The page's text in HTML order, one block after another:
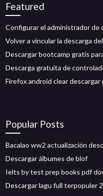
Featured
Configurar el administrador
Volver a vincular la descarga
Descargar bootcamp gratis
Descarga gratuita de
Firefox android clear
Popular Posts
Bacalao ww2 actualización
Descargar álbumes de blof
Ielts by test prep books pdf
Descargar lagu full terpopuler